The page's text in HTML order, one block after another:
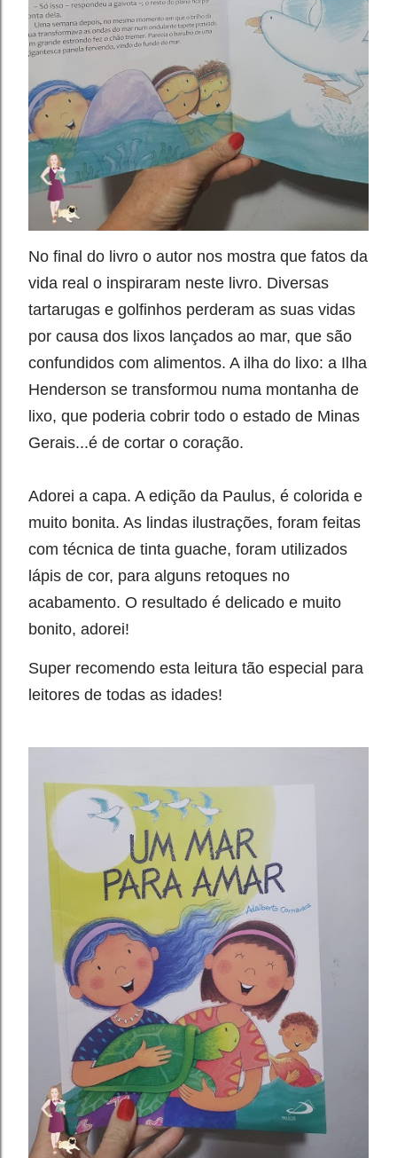
No final do livro o autor nos mostra que fatos da
vida real o inspiraram neste livro. Diversas
tartarugas e golfinhos perderam as suas vidas
por causa dos lixos lançados ao mar, que são
confundidos com alimentos. A ilha do lixo: a Ilha
Henderson se transformou numa montanha de
lixo, que poderia cobrir todo o estado de Minas
Gerais...é de cortar o coração.⁣
Adorei a capa. A edição da Paulus, é colorida e
muito bonita. ⁣As lindas ilustrações, foram feitas
com técnica de tinta guache, foram utilizados
lápis de cor, para alguns retoques no
acabamento. O resultado é delicado e muito
bonito, adorei!⁣
Super recomendo esta leitura tão especial para
leitores de todas as idades!⁣